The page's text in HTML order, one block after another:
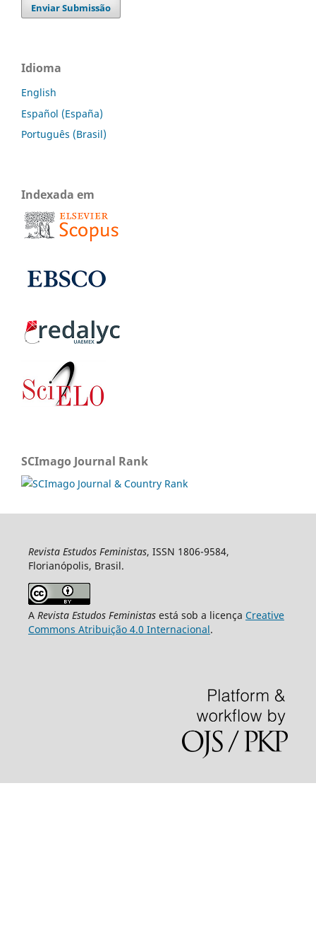
Enviar Submissão
Idioma
English
Español (España)
Português (Brasil)
Indexada em
SCImago Journal Rank
Revista Estudos Feministas, ISSN 1806-9584,
Florianópolis, Brasil.
A Revista Estudos Feministasestá sob a licença Creative
Commons Atribuição 4.0 Internacional.